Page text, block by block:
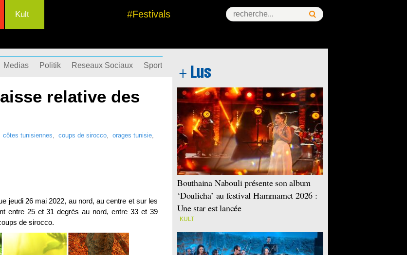
Kult #Festivals
Medias Politik Reseaux Sociaux Sport Success Story
relative des
côtes tunisiennes, coups de sirocco, orages tunisie,
jeudi 26 mai 2022, au nord, au centre et sur les
entre 25 et 31 degrés au nord, entre 33 et 39
de sirocco.
Bouthaina Nabouli présente son album
‘Doulicha’ au festival Hammamet 2026 :
Une star est lancée
KULT